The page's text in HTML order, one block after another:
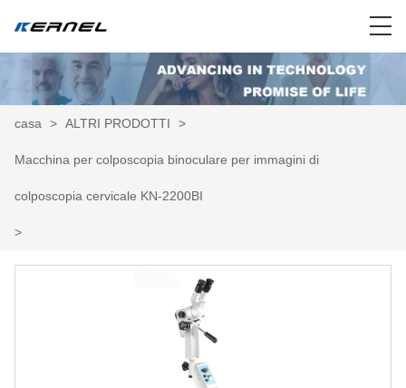
casa > ALTRI PRODOTTI >
Macchina per colposcopia binoculare per immagini di
colposcopia cervicale KN-2200BI
>